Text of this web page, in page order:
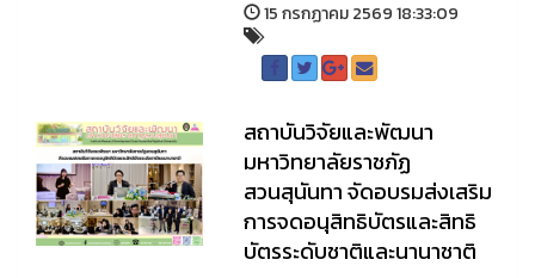
15 กรกฏาคม 2569 18:33:09
สถาบันวิจัยและพัฒนา
มหาวิทยาลัยราชภัฏ
สวนสุนันทา จัดอบรมส่งเสริม
การจดอนุสิทธิบัตรและสิทธิ
บัตรระดับชาติและนานาชาติ